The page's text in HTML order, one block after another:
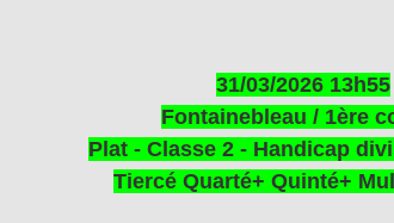
31/03/2026 13h55
Fontainebleau / 1ère
Plat - Classe 2 - Handicap
Tiercé Quarté+ Quinté+